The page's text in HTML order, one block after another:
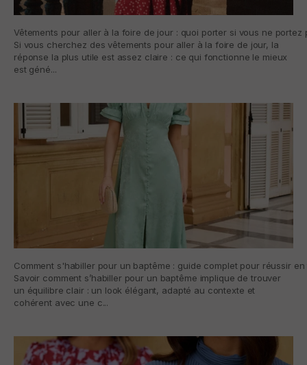
Vêtements pour aller à la foire de jour : quoi porter si vous ne
Si vous cherchez des vêtements pour aller à la foire de jour, la
réponse la plus utile est assez claire : ce qui fonctionne le mieux
est géné...
Comment s'habiller pour un baptême : guide complet pour réussir
Savoir comment s’habiller pour un baptême implique de trouver
un équilibre clair : un look élégant, adapté au contexte et
cohérent avec une c...